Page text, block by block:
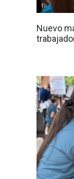
Nuevo